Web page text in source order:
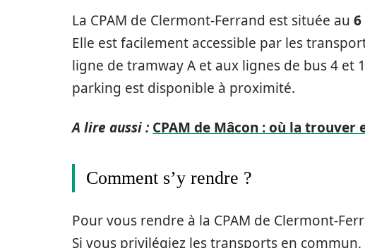
La CPAM de Clermont-Ferrand est située au 6
Elle est facilement accessible par les
ligne de tramway A et aux lignes de bus 4 et
parking est disponible à proximité.
A lire aussi : CPAM de Mâcon : où la
Comment s’y rendre ?
Pour vous rendre à la CPAM de Clermont-
Si vous privilégiez les transports en